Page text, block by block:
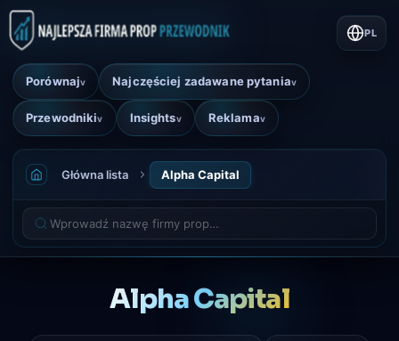
Porównajv Najczęściej zadawane pytaniav
Przewodnikiv Insightsv Reklamav
PL
Główna lista Alpha Capital
Alpha Capital